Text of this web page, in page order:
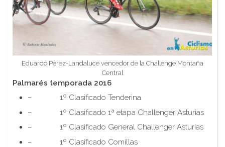
Eduardo Pérez-Landaluce vencedor de la Challenge Montaña
Central
Palmarés temporada 2016
– 1º Clasificado Tenderina
– 1º Clasificado 1ª etapa Challenger Asturias
– 1º Clasificado General Challenger Asturias
– 1º Clasificado Comillas